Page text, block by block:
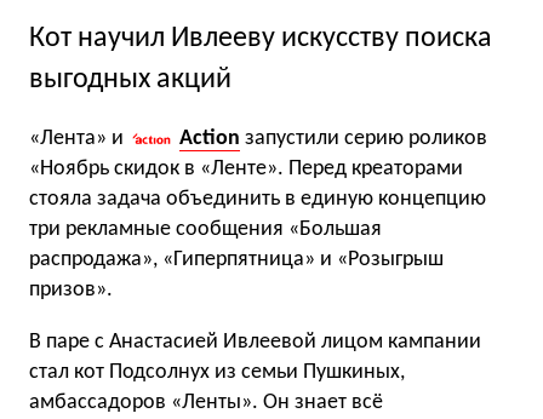
Кот научил Ивлееву искусству поиска
выгодных акций
«Лента» и Action запустили серию роликов
«Ноябрь скидок в «Ленте». Перед креаторами
стояла задача объединить в единую концепцию
три рекламные сообщения «Большая
распродажа», «Гиперпятница» и «Розыгрыш
призов».
В паре с Анастасией Ивлеевой лицом кампании
стал кот Подсолнух из семьи Пушкиных,
амбассадоров «Ленты». Он знает всё